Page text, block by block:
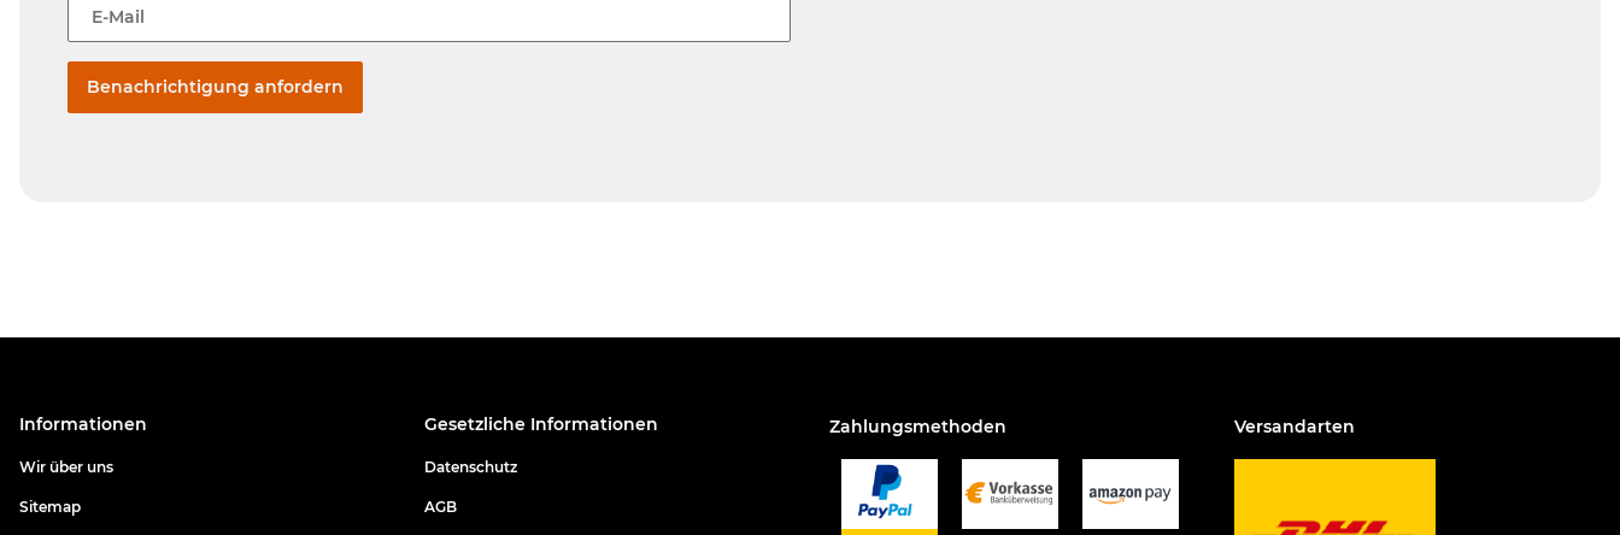
E-Mail
Benachrichtigung anfordern
Informationen
Wir über uns
Sitemap
Gesetzliche Informationen
Datenschutz
AGB
Zahlungsmethoden Versandarten